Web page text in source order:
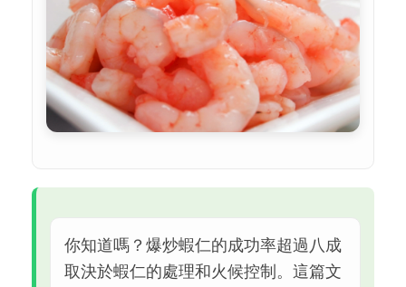
你知道嗎？爆炒蝦仁的成功率超過八成
取決於蝦仁的處理和火候控制。這篇文